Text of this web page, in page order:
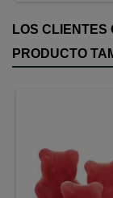
LOS CLIENTES
PRODUCTO